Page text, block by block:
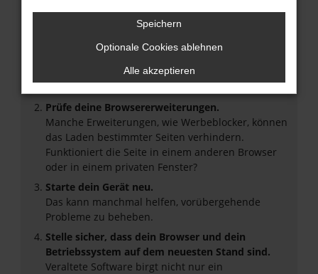
Hier sind ein paar Tipps, die dir helfen können:
Überprüfe deine Firewall und deine
Internetverbindung.
Laden andere Webseiten, zum Beispiel deine
Suchmaschine?
Prüfe deine Browsererweiterungen.
Manche Erweiterungen, wie Werbeblocker, können
das Laden bestimmter Seiten verhindern.
Funktioniert die Seite in einem anderen Browser
oder in einem privaten Fenster?
Starte dein Gerät neu.
Das kann manchmal helfen, vorübergehende
Probleme zu beheben.
Stelle sicher, dass dein Browser und dein
Betriebssystem auf dem neuesten Stand sind.
Veraltete Software birgt nicht nur ein
Speichern
Optionale Cookies ablehnen
Alle akzeptieren